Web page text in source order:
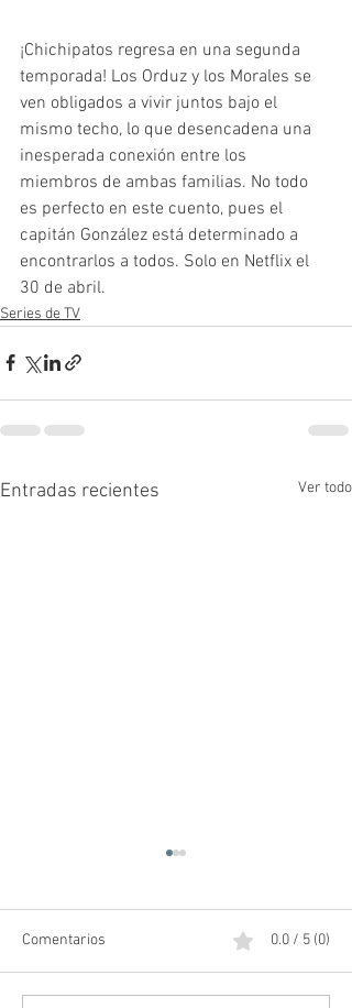
¡Chichipatos regresa en una segunda
temporada! Los Orduz y los Morales se
ven obligados a vivir juntos bajo el
mismo techo, lo que desencadena una
inesperada conexión entre los
miembros de ambas familias. No todo
es perfecto en este cuento, pues el
capitán González está determinado a
encontrarlos a todos. Solo en Netflix el
30 de abril.
Series de TV
Entradas recientes Ver todo
Comentarios 0.0 / 5 (0)